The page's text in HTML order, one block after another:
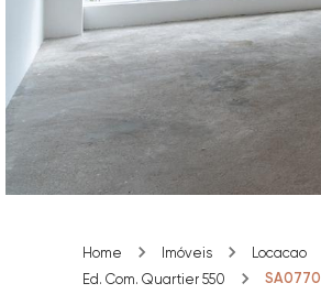
Home Imóveis Locacao
Ed. Com. Quartier 550
SA0770